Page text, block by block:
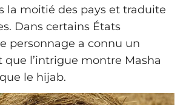
la moitié des pays et traduite
Dans certains États
personnage a connu un
que l’intrigue montre Masha
le hijab.